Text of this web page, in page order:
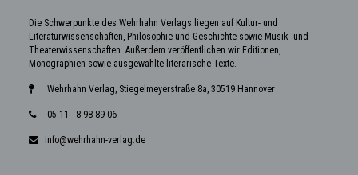
Die Schwerpunkte des Wehrhahn Verlags liegen auf Kultur- und
Literaturwissenschaften, Philosophie und Geschichte sowie Musik- und
Theaterwissenschaften. Außerdem veröffentlichen wir Editionen,
Monographien sowie ausgewählte literarische Texte.
Wehrhahn Verlag, Stiegelmeyerstraße 8a, 30519 Hannover
05 11 - 8 98 89 06
info@wehrhahn-verlag.de